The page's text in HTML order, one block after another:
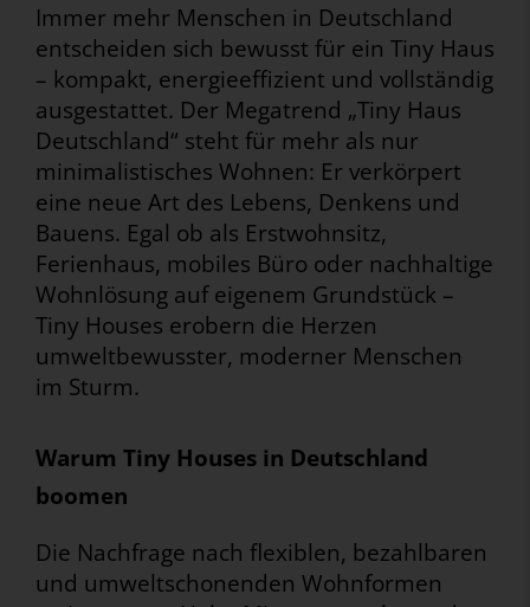
Immer mehr Menschen in Deutschland
entscheiden sich bewusst für ein Tiny Haus
– kompakt, energieeffizient und vollständig
ausgestattet. Der Megatrend „Tiny Haus
Deutschland“ steht für mehr als nur
minimalistisches Wohnen: Er verkörpert
eine neue Art des Lebens, Denkens und
Bauens. Egal ob als Erstwohnsitz,
Ferienhaus, mobiles Büro oder nachhaltige
Wohnlösung auf eigenem Grundstück –
Tiny Houses erobern die Herzen
umweltbewusster, moderner Menschen
im Sturm.
Warum Tiny Houses in Deutschland
boomen
Die Nachfrage nach flexiblen, bezahlbaren
und umweltschonenden Wohnformen